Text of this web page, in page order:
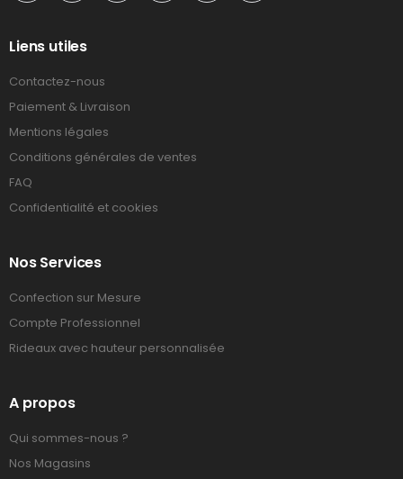
Liens utiles
Contactez-nous
Paiement & Livraison
Mentions légales
Conditions générales de ventes
FAQ
Confidentialité et cookies
Nos Services
Confection sur Mesure
Compte Professionnel
Rideaux avec hauteur personnalisée
A propos
Qui sommes-nous ?
Nos Magasins